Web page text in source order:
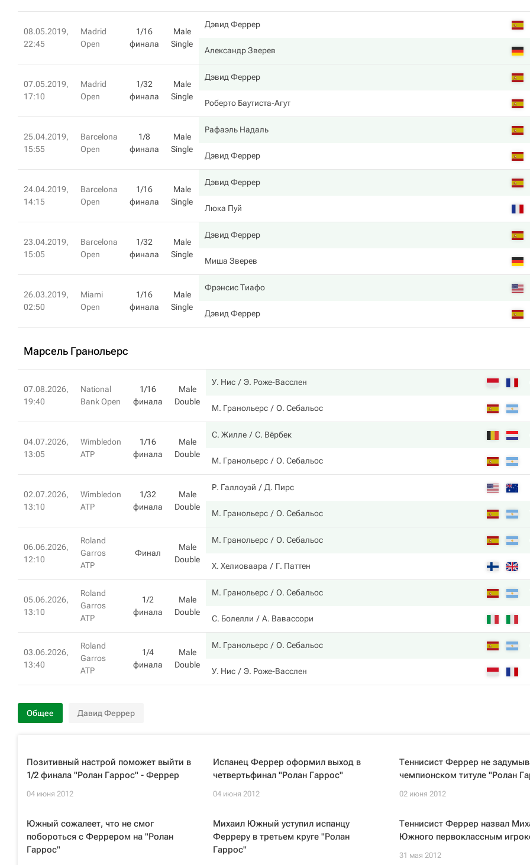
08.05.2019,
22:45
Madrid
Open
1/16
финала
Male
Single
Дэвид Феррер
Александр Зверев
07.05.2019,
17:10
Madrid
Open
1/32
финала
Male
Single
Дэвид Феррер
Роберто Баутиста-Агут
25.04.2019,
15:55
Barcelona
Open
1/8
финала
Male
Single
Рафаэль Надаль
Дэвид Феррер
24.04.2019,
14:15
Barcelona
Open
1/16
финала
Male
Single
Дэвид Феррер
Люка Пуй
23.04.2019,
15:05
Barcelona
Open
1/32
финала
Male
Single
Дэвид Феррер
Миша Зверев
26.03.2019,
02:50
Miami
Open
1/16
финала
Male
Single
Фрэнсис Тиафо
Дэвид Феррер
Марсель Гранольерс
07.08.2026,
19:40
National
Bank Open
1/16
финала
Male
Double
У. Нис Э. Роже-Васслен
М. Гранольерс О. Себальос
04.07.2026,
13:05
Wimbledon
ATP
1/16
финала
Male
Double
С. Жилле С. Вёрбек
М. Гранольерс О. Себальос
02.07.2026,
13:10
Wimbledon
ATP
1/32
финала
Male
Double
Р. Галлоуэй Д. Пирс
М. Гранольерс О. Себальос
06.06.2026,
12:10
Roland
Garros
ATP
Финал
Male
Double
М. Гранольерс О. Себальос
Х. Хелиоваара Г. Паттен
05.06.2026,
13:10
Roland
Garros
ATP
1/2
финала
Male
Double
М. Гранольерс О. Себальос
С. Болелли А. Вавассори
03.06.2026,
13:40
Roland
Garros
ATP
1/4
финала
Male
Double
М. Гранольерс О. Себальос
У. Нис Э. Роже-Васслен
Общее Давид Феррер
Позитивный настрой поможет выйти в
1/2 финала "Ролан Гаррос" - Феррер
04 июня 2012
Испанец Феррер оформил выход в
четвертьфинал "Ролан Гаррос"
04 июня 2012
Теннисист Феррер не
чемпионском титуле "Ролан
02 июня 2012
Южный сожалеет, что не смог
побороться с Феррером на "Ролан
Гаррос"
Михаил Южный уступил испанцу
Ферреру в третьем круге "Ролан
Гаррос"
Теннисист Феррер назвал
Южного первоклассным
31 мая 2012